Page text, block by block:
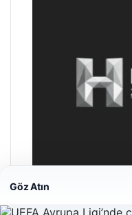
Göz Atın